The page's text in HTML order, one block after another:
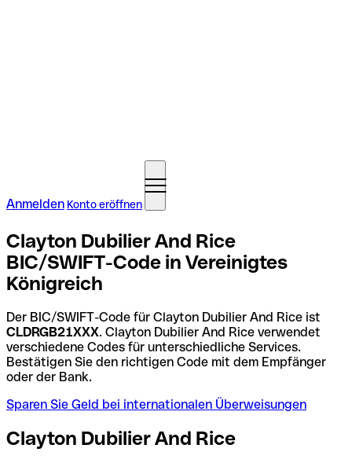
Anmelden Konto eröffnen
Clayton Dubilier And Rice
BIC/SWIFT-Code in Vereinigtes
Königreich
Der BIC/SWIFT-Code für Clayton Dubilier And Rice ist
CLDRGB21XXX. Clayton Dubilier And Rice verwendet
verschiedene Codes für unterschiedliche Services.
Bestätigen Sie den richtigen Code mit dem Empfänger
oder der Bank.
Sparen Sie Geld bei internationalen Überweisungen
Clayton Dubilier And Rice